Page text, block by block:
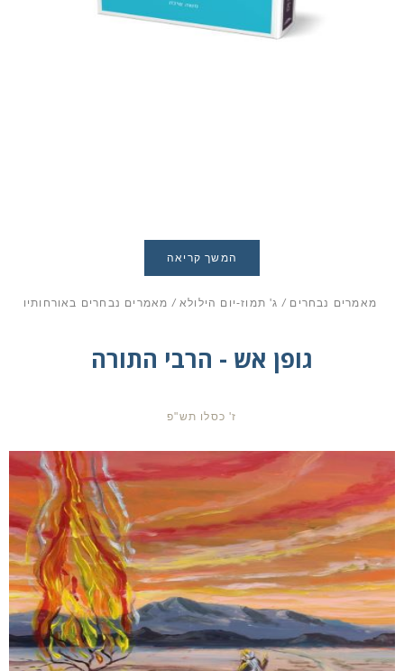
המשך קריאה
מאמרים נבחרים / ג' תמוז-יום הילולא/ מאמרים נבחרים באורחותיו
גופן אש - הרבי התורה
ז' כסלו תש"פ